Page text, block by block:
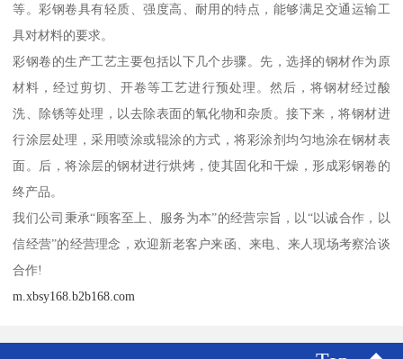
等。彩钢卷具有轻质、强度高、耐用的特点，能够满足交通运输工
具对材料的要求。
彩钢卷的生产工艺主要包括以下几个步骤。先，选择的钢材作为原
材料，经过剪切、开卷等工艺进行预处理。然后，将钢材经过酸
洗、除锈等处理，以去除表面的氧化物和杂质。接下来，将钢材进
行涂层处理，采用喷涂或辊涂的方式，将彩涂剂均匀地涂在钢材表
面。后，将涂层的钢材进行烘烤，使其固化和干燥，形成彩钢卷的
终产品。
我们公司秉承“顾客至上、服务为本”的经营宗旨，以“以诚合作，以
信经营”的经营理念，欢迎新老客户来函、来电、来人现场考察洽谈
合作!
m.xbsy168.b2b168.com